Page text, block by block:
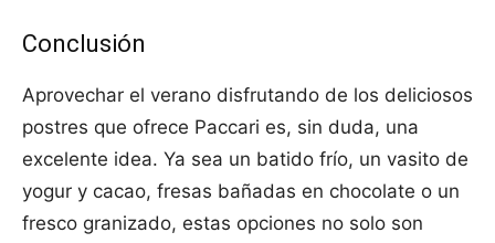
Conclusión
Aprovechar el verano disfrutando de los deliciosos
postres que ofrece Paccari es, sin duda, una
excelente idea. Ya sea un batido frío, un vasito de
yogur y cacao, fresas bañadas en chocolate o un
fresco granizado, estas opciones no solo son